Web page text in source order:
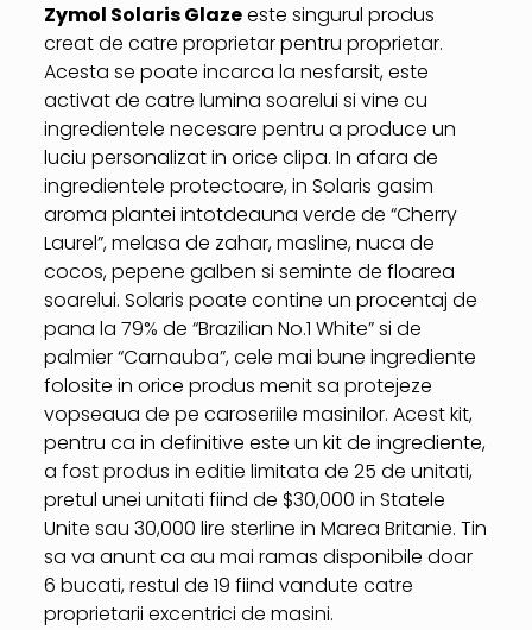
Zymol Solaris Glazeeste singurul produs
creat de catre proprietar pentru proprietar.
Acesta se poate incarca la nesfarsit, este
activat de catre lumina soarelui si vine cu
ingredientele necesare pentru a produce un
luciu personalizat in orice clipa. In afara de
ingredientele protectoare, in Solaris gasim
aroma plantei intotdeauna verde de “Cherry
Laurel”, melasa de zahar, masline, nuca de
cocos, pepene galben si seminte de floarea
soarelui. Solaris poate contine un procentaj de
pana la 79% de “Brazilian No.1 White” si de
palmier “Carnauba”, cele mai bune ingrediente
folosite in orice produs menit sa protejeze
vopseaua de pe caroseriile masinilor. Acest kit,
pentru ca in definitive este un kit de ingrediente,
a fost produs in editie limitata de 25 de unitati,
pretul unei unitati fiind de $30,000 in Statele
Unite sau 30,000 lire sterline in Marea Britanie. Tin
sa va anunt ca au mai ramas disponibile doar
6 bucati, restul de 19 fiind vandute catre
proprietarii excentrici de masini.